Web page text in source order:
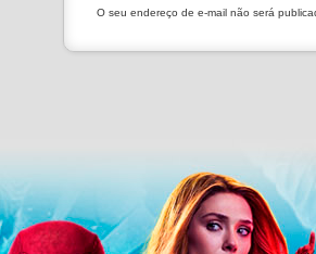
O seu endereço de e-mail não será